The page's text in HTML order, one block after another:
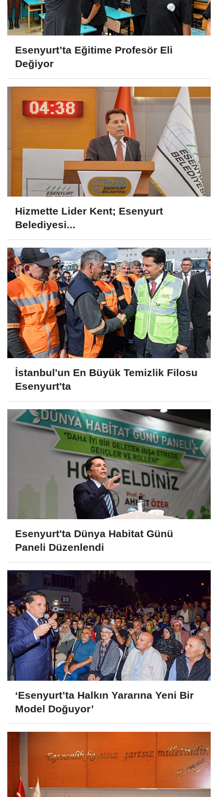
Esenyurt’ta Eğitime Profesör Eli
Değiyor
Hizmette Lider Kent; Esenyurt
Belediyesi...
İstanbul'un En Büyük Temizlik Filosu
Esenyurt'ta
Esenyurt'ta Dünya Habitat Günü
Paneli Düzenlendi
‘Esenyurt’ta Halkın Yararına Yeni Bir
Model Doğuyor’